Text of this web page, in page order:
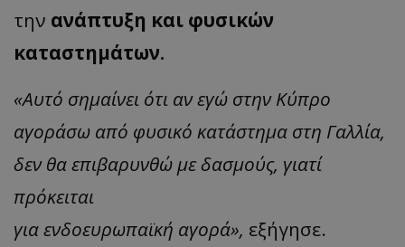
την ανάπτυξη και φυσικών
καταστημάτων.
«Αυτό σημαίνει ότι αν εγώ στην Κύπρο
αγοράσω από φυσικό κατάστημα στη Γαλλία,
δεν θα επιβαρυνθώ με δασμούς, γιατί
πρόκειται
γιαενδοευρωπαϊκή αγορά», εξήγησε.